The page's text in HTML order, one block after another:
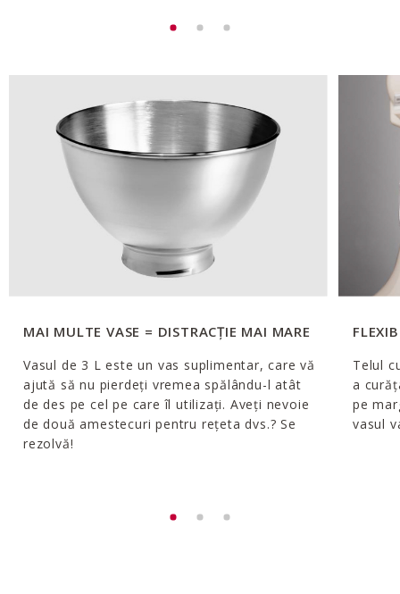
MAI MULTE VASE = DISTRACȚIE MAI MARE
Vasul de 3 L este un vas suplimentar, care vă
ajută să nu pierdeți vremea spălându-l atât
de des pe cel pe care îl utilizați. Aveți nevoie
de două amestecuri pentru rețeta dvs.? Se
rezolvă!
Telul
a
pe
vasul